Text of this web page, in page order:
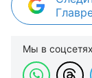
Мы в